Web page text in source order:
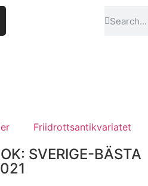
Friidrottsantikvariatet
SVERIGE-BÄSTA